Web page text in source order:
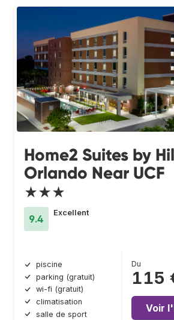
Home2 Suites by
Orlando Near UCF
★★★
9.4
Excellent
piscine
parking (gratuit)
wi-fi (gratuit)
climatisation
salle de sport
Du
115
Voir